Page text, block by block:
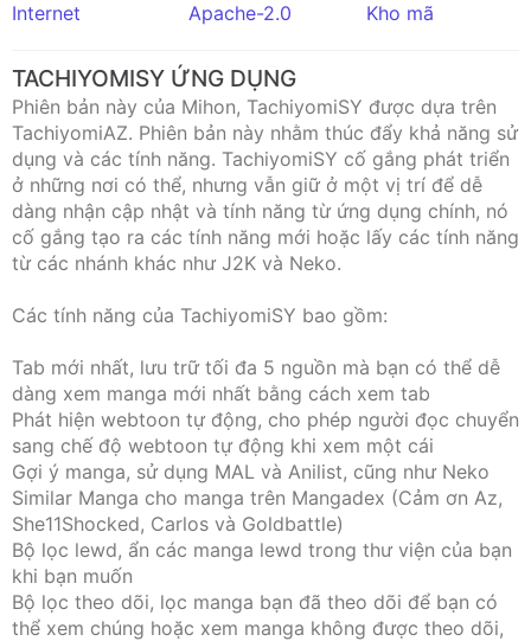
Internet
Apache-2.0
Kho mã
TACHIYOMISY ỨNG DỤNG
Phiên bản này của Mihon, TachiyomiSY được dựa trên
TachiyomiAZ. Phiên bản này nhằm thúc đẩy khả năng sử
dụng và các tính năng. TachiyomiSY cố gắng phát triển
ở những nơi có thể, nhưng vẫn giữ ở một vị trí để dễ
dàng nhận cập nhật và tính năng từ ứng dụng chính, nó
cố gắng tạo ra các tính năng mới hoặc lấy các tính năng
từ các nhánh khác như J2K và Neko.
Các tính năng của TachiyomiSY bao gồm:
Tab mới nhất, lưu trữ tối đa 5 nguồn mà bạn có thể dễ
dàng xem manga mới nhất bằng cách xem tab
Phát hiện webtoon tự động, cho phép người đọc chuyển
sang chế độ webtoon tự động khi xem một cái
Gợi ý manga, sử dụng MAL và Anilist, cũng như Neko
Similar Manga cho manga trên Mangadex (Cảm ơn Az,
She11Shocked, Carlos và Goldbattle)
Bộ lọc lewd, ẩn các manga lewd trong thư viện của bạn
khi bạn muốn
Bộ lọc theo dõi, lọc manga bạn đã theo dõi để bạn có
thể xem chúng hoặc xem manga không được theo dõi,